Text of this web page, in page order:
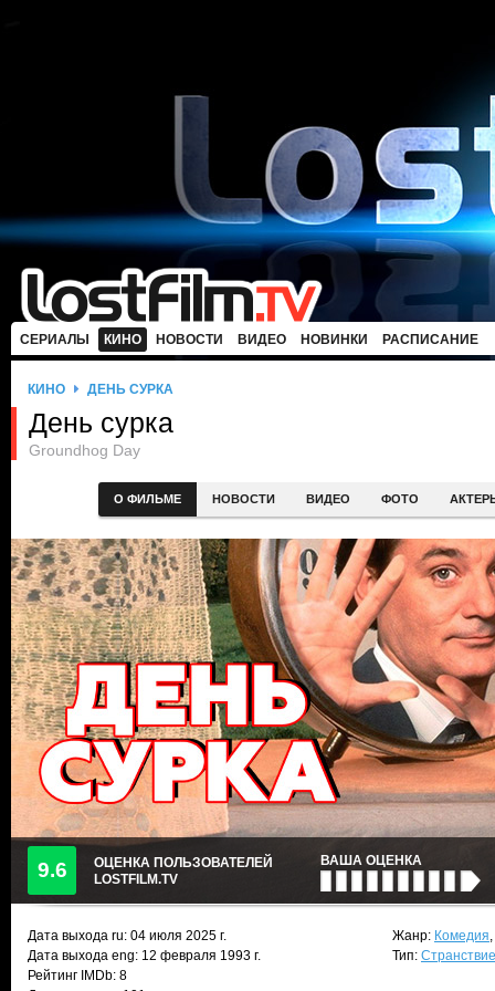
СЕРИАЛЫ КИНО НОВОСТИ ВИДЕО НОВИНКИ РАСПИСАНИЕ
КИНО ДЕНЬ СУРКА
День сурка
Groundhog Day
О ФИЛЬМЕ НОВОСТИ ВИДЕО ФОТО
9.6
ОЦЕНКА ПОЛЬЗОВАТЕЛЕЙ
LOSTFILM.TV
ВАША ОЦЕНКА
Дата выхода ru: 04 июля 2025 г.
Дата выхода eng: 12 февраля 1993 г.
Рейтинг IMDb: 8
Жанр: Комедия,
Тип: